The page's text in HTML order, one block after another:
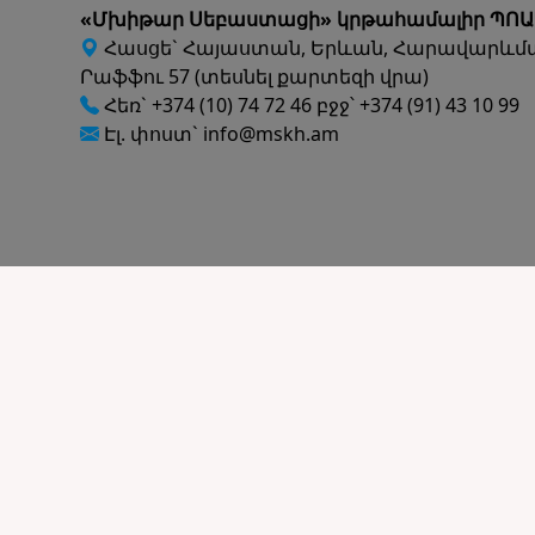
«Մխիթար Սեբաստացի» կրթահամալիր
Հասցե` Հայաստան, Երևան,
Րաֆֆու 57 (տեսնել քարտեզի վրա)
Հեռ` +374 (10) 74 72 46 բջջ՝ +374 (91) 43 10 99
Էլ. փոստ` info@mskh.am